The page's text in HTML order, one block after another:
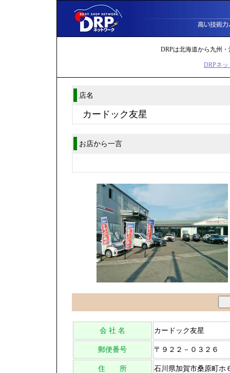
DRPは北海道から九州
DRPネ
店名
カードック友星
お店から一言
会 社 名 カードック友星
郵便番号 〒９２２－０３２６
住 所 石川県加賀市桑原町ホ